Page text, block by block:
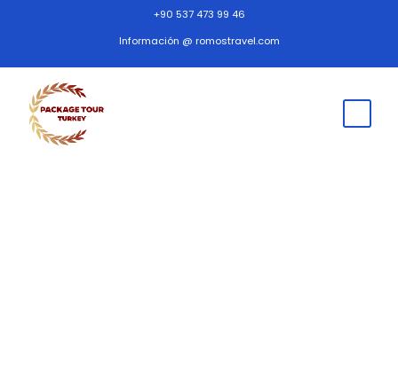
+90 537 473 99 46
Información @ romostravel.com